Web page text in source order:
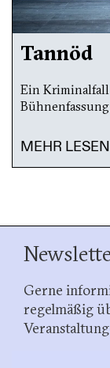
Tannöd
Ein Kriminalfall
MEHR LESEN
Gerne
regelmäßig